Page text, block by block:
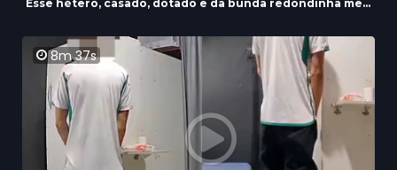
Esse hétero, casado, dotado e da bunda redondinha me...
8m 37s